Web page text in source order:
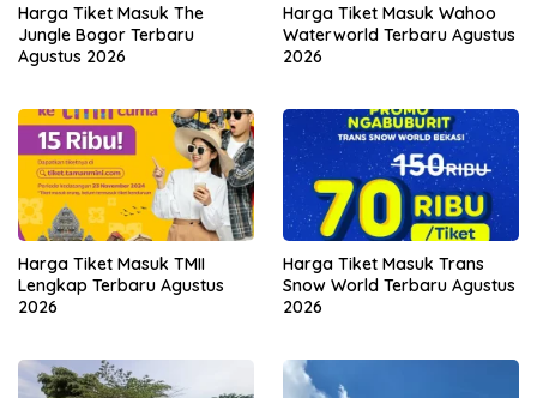
Harga Tiket Masuk The
Jungle Bogor Terbaru
Agustus 2026
Harga Tiket Masuk Wahoo
Waterworld Terbaru Agustus
2026
Harga Tiket Masuk TMII
Lengkap Terbaru Agustus
2026
Harga Tiket Masuk Trans
Snow World Terbaru Agustus
2026